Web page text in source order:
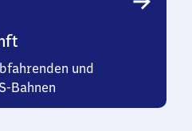
und
Bahnen